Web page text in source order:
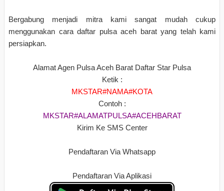
Bergabung menjadi mitra kami sangat mudah cukup
menggunakan cara daftar pulsa aceh barat yang telah kami
persiapkan.
Alamat Agen Pulsa Aceh Barat Daftar Star Pulsa
Ketik :
MKSTAR#NAMA#KOTA
Contoh :
MKSTAR#ALAMATPULSA#ACEHBARAT
Kirim Ke SMS Center
Pendaftaran Via Whatsapp
Pendaftaran Via Aplikasi